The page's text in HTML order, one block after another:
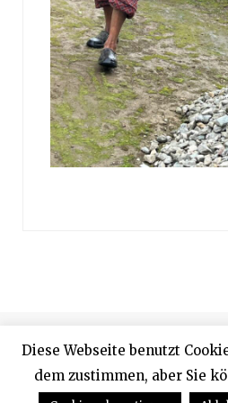
© 2024 Designed by
Top
Diese Webseite benutzt
dem zustimmen, aber Sie